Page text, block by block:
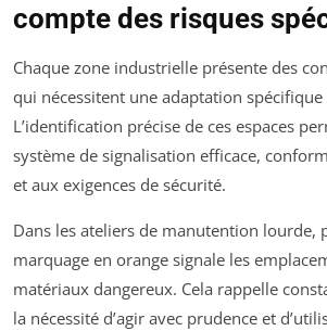
compte des risques
Chaque zone industrielle présente des
qui nécessitent une adaptation
L’identification précise de ces espaces
système de signalisation efficace,
et aux exigences de sécurité.
Dans les ateliers de manutention lourde,
marquage en orange signale les
matériaux dangereux. Cela rappelle
la nécessité d’agir avec prudence et